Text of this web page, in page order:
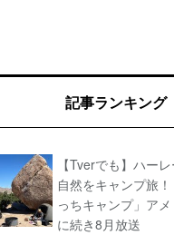
記事ランキング
【Tverでも】ハー
自然をキャンプ旅
っちキャンプ」ア
に続き8月放送